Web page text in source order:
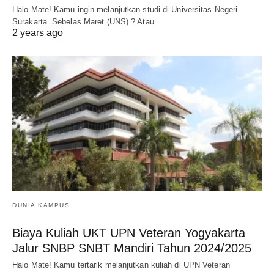
Halo Mate! Kamu ingin melanjutkan studi di Universitas Negeri
Surakarta Sebelas Maret (UNS) ? Atau…
2 years ago
DUNIA KAMPUS
Biaya Kuliah UKT UPN Veteran Yogyakarta
Jalur SNBP SNBT Mandiri Tahun 2024/2025
Halo Mate! Kamu tertarik melanjutkan kuliah di UPN Veteran